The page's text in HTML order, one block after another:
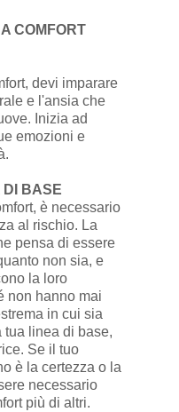
COMFORT
devi imparare
e l'ansia che
Inizia ad
emozioni e
DI BASE
è necessario
al rischio. La
pensa di essere
non sia, e
la loro
non hanno mai
in cui sia
tua linea di base,
Se il tuo
è la certezza o la
necessario
più di altri.